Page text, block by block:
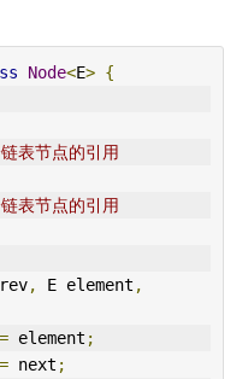
Node<E> {
表节点的引用
表节点的引用
, E element ,
= element ;
= next ;